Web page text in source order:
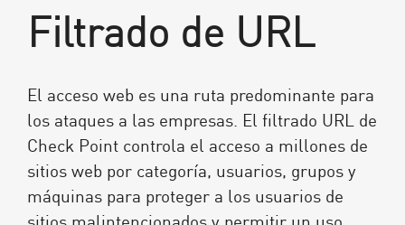
Filtrado de URL
El acceso web es una ruta predominante para
los ataques a las empresas. El filtrado URL de
Check Point controla el acceso a millones de
sitios web por categoría, usuarios, grupos y
máquinas para proteger a los usuarios de
sitios malintencionados y permitir un uso